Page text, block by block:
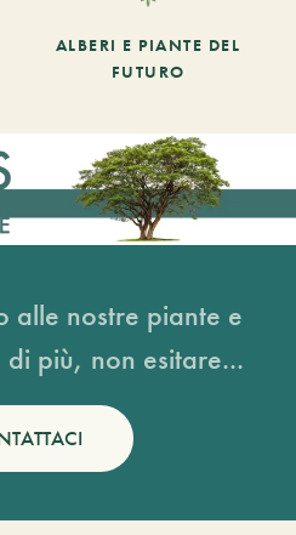
ALBERI E PIANTE DEL
FUTURO
alle nostre piante e
più, non esitare...